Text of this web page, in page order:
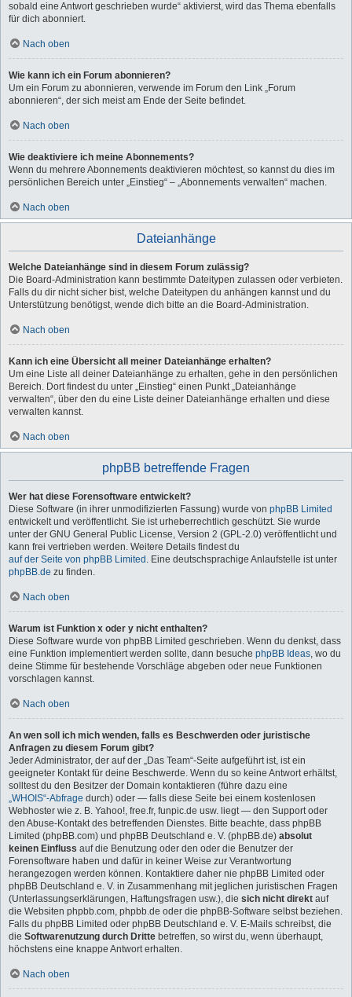
sobald eine Antwort geschrieben wurde“ aktivierst, wird das Thema ebenfalls
für dich abonniert.
Nach oben
Wie kann ich ein Forum abonnieren?
Um ein Forum zu abonnieren, verwende im Forum den Link „Forum
abonnieren“, der sich meist am Ende der Seite befindet.
Nach oben
Wie deaktiviere ich meine Abonnements?
Wenn du mehrere Abonnements deaktivieren möchtest, so kannst du dies im
persönlichen Bereich unter „Einstieg“ – „Abonnements verwalten“ machen.
Nach oben
Dateianhänge
Welche Dateianhänge sind in diesem Forum zulässig?
Die Board-Administration kann bestimmte Dateitypen zulassen oder verbieten.
Falls du dir nicht sicher bist, welche Dateitypen du anhängen kannst und du
Unterstützung benötigst, wende dich bitte an die Board-Administration.
Nach oben
Kann ich eine Übersicht all meiner Dateianhänge erhalten?
Um eine Liste all deiner Dateianhänge zu erhalten, gehe in den persönlichen
Bereich. Dort findest du unter „Einstieg“ einen Punkt „Dateianhänge
verwalten“, über den du eine Liste deiner Dateianhänge erhalten und diese
verwalten kannst.
Nach oben
phpBB betreffende Fragen
Wer hat diese Forensoftware entwickelt?
Diese Software (in ihrer unmodifizierten Fassung) wurde von phpBB Limited
entwickelt und veröffentlicht. Sie ist urheberrechtlich geschützt. Sie wurde
unter der GNU General Public License, Version 2 (GPL-2.0) veröffentlicht und
kann frei vertrieben werden. Weitere Details findest du
auf der Seite von phpBB Limited . Eine deutschsprachige Anlaufstelle ist unter
phpBB.de zu finden.
Nach oben
Warum ist Funktion x oder y nicht enthalten?
Diese Software wurde von phpBB Limited geschrieben. Wenn du denkst, dass
eine Funktion implementiert werden sollte, dann besuche phpBB Ideas, wo du
deine Stimme für bestehende Vorschläge abgeben oder neue Funktionen
vorschlagen kannst.
Nach oben
An wen soll ich mich wenden, falls es Beschwerden oder juristische
Anfragen zu diesem Forum gibt?
Jeder Administrator, der auf der „Das Team“-Seite aufgeführt ist, ist ein
geeigneter Kontakt für deine Beschwerde. Wenn du so keine Antwort erhältst,
solltest du den Besitzer der Domain kontaktieren (führe dazu eine
„WHOIS“-Abfrage durch) oder — falls diese Seite bei einem kostenlosen
Webhoster wie z. B. Yahoo!, free.fr, funpic.de usw. liegt — den Support oder
den Abuse-Kontakt des betreffenden Dienstes. Bitte beachte, dass phpBB
Limited (phpBB.com) und phpBB Deutschland e. V. (phpBB.de) absolut
keinen Einfluss auf die Benutzung oder den oder die Benutzer der
Forensoftware haben und dafür in keiner Weise zur Verantwortung
herangezogen werden können. Kontaktiere daher nie phpBB Limited oder
phpBB Deutschland e. V. in Zusammenhang mit jeglichen juristischen Fragen
(Unterlassungserklärungen, Haftungsfragen usw.), die sich nicht direkt auf
die Websiten phpbb.com, phpbb.de oder die phpBB-Software selbst beziehen.
Falls du phpBB Limited oder phpBB Deutschland e. V. E-Mails schreibst, die
die Softwarenutzung durch Dritte betreffen, so wirst du, wenn überhaupt,
höchstens eine knappe Antwort erhalten.
Nach oben